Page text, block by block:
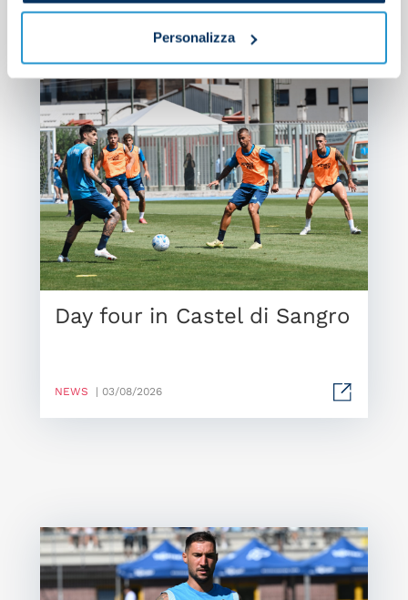
Personalizza
Day four in Castel di Sangro
NEWS | 03/08/2026